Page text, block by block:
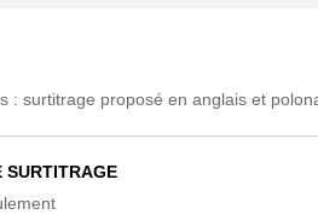
: surtitrage proposé en anglais et
SURTITRAGE